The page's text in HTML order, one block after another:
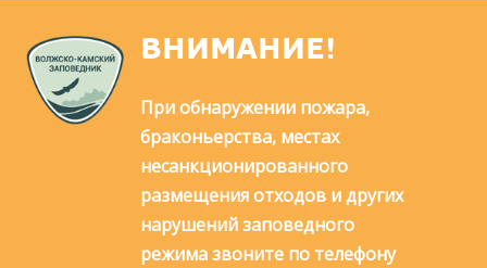
ВНИМАНИЕ!
При обнаружении пожара,
браконьерства, местах
несанкционированного
размещения отходов и других
нарушений заповедного
режима звоните по телефону